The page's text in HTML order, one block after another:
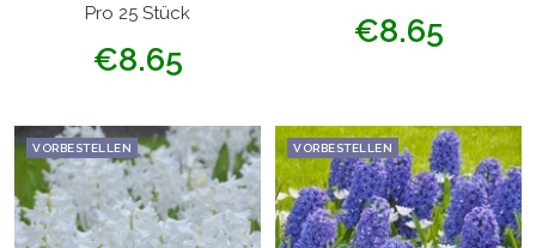
Pro 25 Stück
Angebotspreis
€8.65
Angebotspreis
€8.65
VORBESTELLEN VORBESTELLEN